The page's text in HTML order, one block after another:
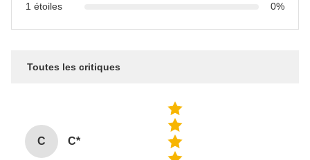
1 étoiles
0%
Toutes les critiques
C C*